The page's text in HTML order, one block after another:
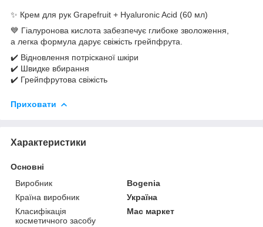
✨ Крем для рук Grapefruit + Hyaluronic Acid (60 мл)
💙 Гіалуронова кислота забезпечує глибоке зволоження,
а легка формула дарує свіжість грейпфрута.
✔️ Відновлення потрісканої шкіри
✔️ Швидке вбирання
✔️ Грейпфрутова свіжість
Приховати
Характеристики
Основні
Виробник
Bogenia
Країна виробник
Україна
Класифікація
косметичного засобу
Мас маркет